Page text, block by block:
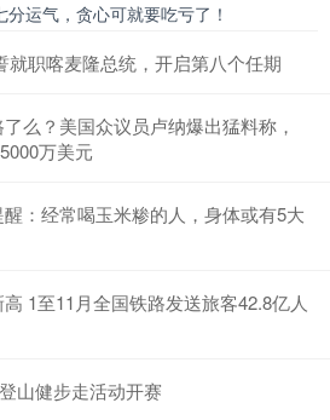
运气，贪心可就要吃亏了！
就职喀麦隆总统，开启第八个任期
么？美国众议员卢纳爆出猛料称，
万美元
：经常喝玉米糁的人，身体或有5大
1至11月全国铁路发送旅客42.8亿人
山健步走活动开赛